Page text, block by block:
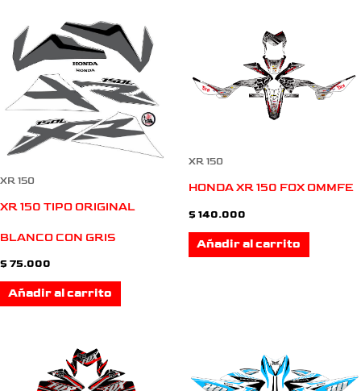
XR 150
XR 150 TIPO ORIGINAL
BLANCO CON GRIS
$ 75.000
Añadir al carrito
XR 150
HONDA XR 150 FOX OMMFE
$ 140.000
Añadir al carrito